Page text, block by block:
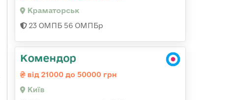
Краматорськ
23 ОМПБ 56 ОМПБр
Комендор
від 21000 до 50000 грн
Київ